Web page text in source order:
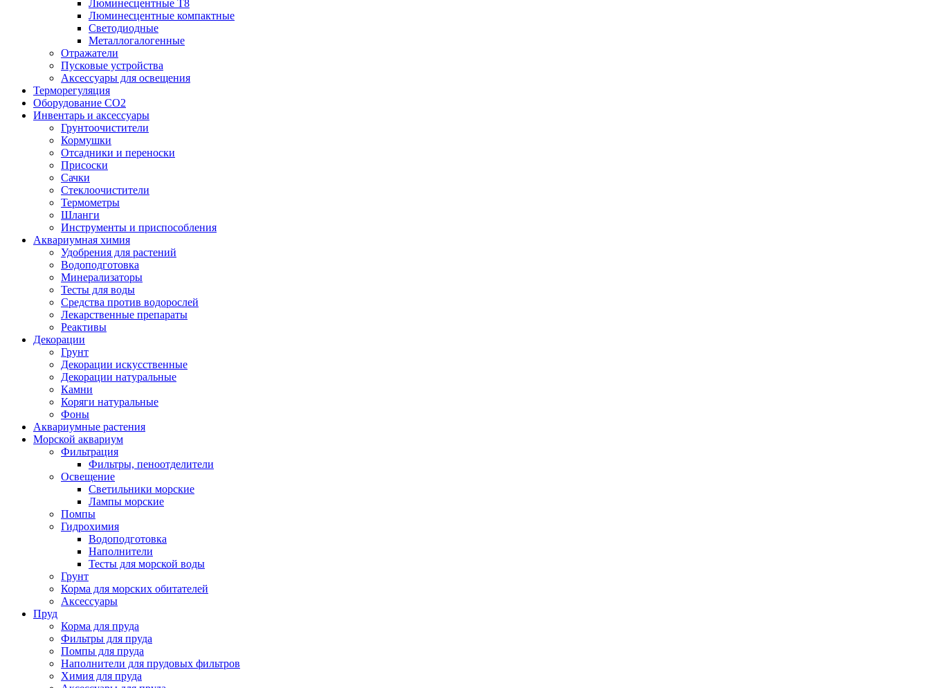
Люминесцентные T8
Люминесцентные компактные
Светодиодные
Металлогалогенные
Отражатели
Пусковые устройства
Аксессуары для освещения
Терморегуляция
Оборудование CO2
Инвентарь и аксессуары
Грунтоочистители
Кормушки
Отсадники и переноски
Присоски
Сачки
Стеклоочистители
Термометры
Шланги
Инструменты и приспособления
Аквариумная химия
Удобрения для растений
Водоподготовка
Минерализаторы
Тесты для воды
Средства против водорослей
Лекарственные препараты
Реактивы
Декорации
Грунт
Декорации искусственные
Декорации натуральные
Камни
Коряги натуральные
Фоны
Аквариумные растения
Морской аквариум
Фильтрация
Фильтры, пеноотделители
Освещение
Светильники морские
Лампы морские
Помпы
Гидрохимия
Водоподготовка
Наполнители
Тесты для морской воды
Грунт
Корма для морских обитателей
Аксессуары
Пруд
Корма для пруда
Фильтры для пруда
Помпы для пруда
Наполнители для прудовых фильтров
Химия для пруда